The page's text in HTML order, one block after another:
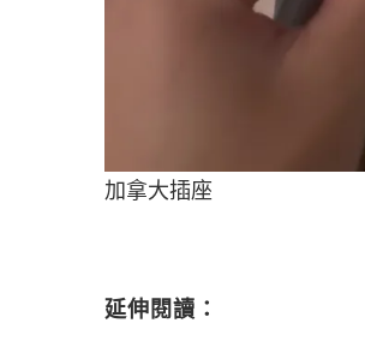
加拿大插座
延伸閱讀：